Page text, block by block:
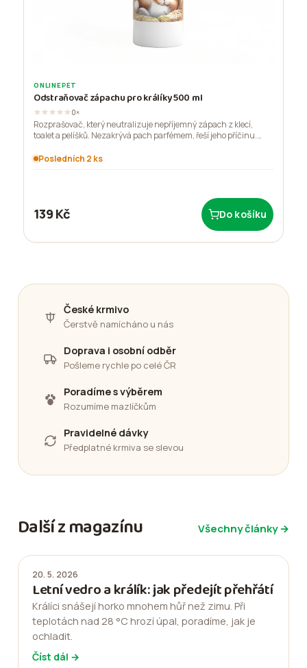
ONLINEPET
Odstraňovač zápachu pro králíky 500 ml
0×
Rozprašovač, který neutralizuje nepříjemný zápach z klecí,
toalet a pelíšků. Nezakrývá pach parfémem, řeší jeho příčinu.
Posledních 2 ks
139 Kč Do košíku
České krmivo
Čerstvě namícháno u nás
Doprava i osobní odběr
Pošleme rychle po celé ČR
Poradíme s výběrem
Rozumíme mazlíčkům
Pravidelné dávky
Předplatné krmiva se slevou
Další z magazínu Všechny články →
20. 5. 2026
Letní vedro a králík: jak předejít přehřátí
Králíci snášejí horko mnohem hůř než zimu. Při
teplotách nad 28 °C hrozí úpal, poradíme, jak je
ochladit.
Číst dál →